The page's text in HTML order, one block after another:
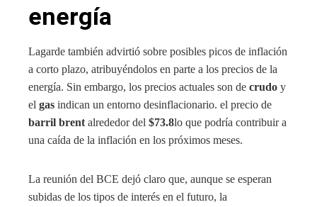
energía
Lagarde también advirtió sobre posibles picos de inflación
a corto plazo, atribuyéndolos en parte a los precios de la
energía. Sin embargo, los precios actuales son de crudo y
el gas indican un entorno desinflacionario. el precio de
barril brent alrededor del $73.8lo que podría contribuir a
una caída de la inflación en los próximos meses.
La reunión del BCE dejó claro que, aunque se esperan
subidas de los tipos de interés en el futuro, la